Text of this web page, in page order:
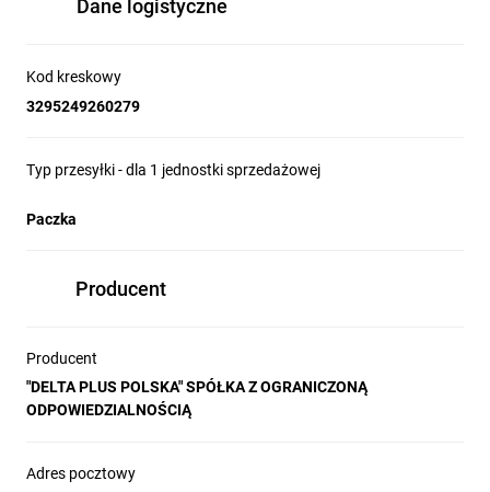
Dane logistyczne
Kod kreskowy
3295249260279
Typ przesyłki - dla 1 jednostki sprzedażowej
Paczka
Producent
Producent
"DELTA PLUS POLSKA" SPÓŁKA Z OGRANICZONĄ
ODPOWIEDZIALNOŚCIĄ
Adres pocztowy